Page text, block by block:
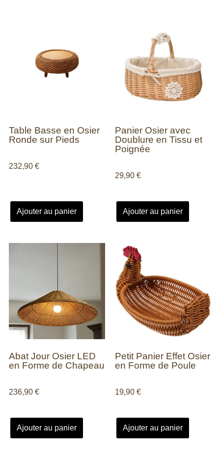
Table Basse en Osier
Ronde sur Pieds
232,90 €
Ajouter au panier
Panier Osier avec
Doublure en Tissu et
Poignée
29,90 €
Ajouter au panier
Abat Jour Osier LED
en Forme de Chapeau
236,90 €
Ajouter au panier
Petit Panier Effet Osier
en Forme de Poule
19,90 €
Ajouter au panier